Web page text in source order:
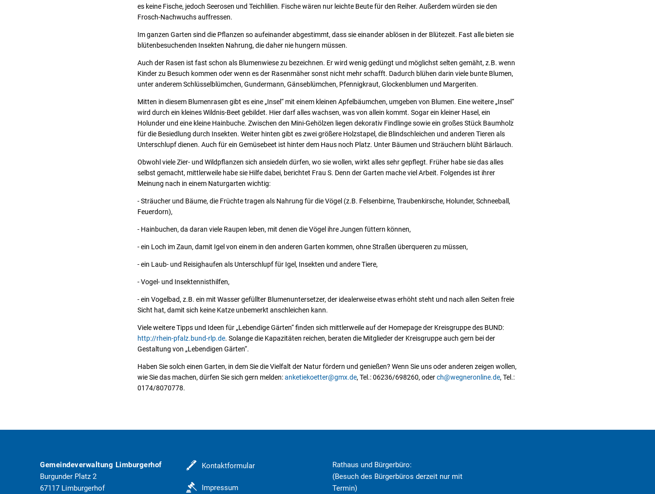
es keine Fische, jedoch Seerosen und Teichlilien. Fische wären nur leichte Beute für den Reiher. Außerdem würden sie den
Frosch-Nachwuchs auffressen.
Im ganzen Garten sind die Pflanzen so aufeinander abgestimmt, dass sie einander ablösen in der Blütezeit. Fast alle bieten sie
blütenbesuchenden Insekten Nahrung, die daher nie hungern müssen.
Auch der Rasen ist fast schon als Blumenwiese zu bezeichnen. Er wird wenig gedüngt und möglichst selten gemäht, z.B. wenn
Kinder zu Besuch kommen oder wenn es der Rasenmäher sonst nicht mehr schafft. Dadurch blühen darin viele bunte Blumen,
unter anderem Schlüsselblümchen, Gundermann, Gänseblümchen, Pfennigkraut, Glockenblumen und Margeriten.
Mitten in diesem Blumenrasen gibt es eine „Insel“ mit einem kleinen Apfelbäumchen, umgeben von Blumen. Eine weitere „Insel“
wird durch ein kleines Wildnis-Beet gebildet. Hier darf alles wachsen, was von allein kommt. Sogar ein kleiner Hasel, ein
Holunder und eine kleine Hainbuche. Zwischen den Mini-Gehölzen liegen dekorativ Findlinge sowie ein großes Stück Baumholz
für die Besiedlung durch Insekten. Weiter hinten gibt es zwei größere Holzstapel, die Blindschleichen und anderen Tieren als
Unterschlupf dienen. Auch für ein Gemüsebeet ist hinter dem Haus noch Platz. Unter Bäumen und Sträuchern blüht Bärlauch.
Obwohl viele Zier- und Wildpflanzen sich ansiedeln dürfen, wo sie wollen, wirkt alles sehr gepflegt. Früher habe sie das alles
selbst gemacht, mittlerweile habe sie Hilfe dabei, berichtet Frau S. Denn der Garten mache viel Arbeit. Folgendes ist ihrer
Meinung nach in einem Naturgarten wichtig:
- Sträucher und Bäume, die Früchte tragen als Nahrung für die Vögel (z.B. Felsenbirne, Traubenkirsche, Holunder, Schneeball,
Feuerdorn),
- Hainbuchen, da daran viele Raupen leben, mit denen die Vögel ihre Jungen füttern können,
- ein Loch im Zaun, damit Igel von einem in den anderen Garten kommen, ohne Straßen überqueren zu müssen,
- ein Laub- und Reisighaufen als Unterschlupf für Igel, Insekten und andere Tiere,
- Vogel- und Insektennisthilfen,
- ein Vogelbad, z.B. ein mit Wasser gefüllter Blumenuntersetzer, der idealerweise etwas erhöht steht und nach allen Seiten freie
Sicht hat, damit sich keine Katze unbemerkt anschleichen kann.
Viele weitere Tipps und Ideen für „Lebendige Gärten“ finden sich mittlerweile auf der Homepage der Kreisgruppe des BUND:
http://rhein-pfalz.bund-rlp.de. Solange die Kapazitäten reichen, beraten die Mitglieder der Kreisgruppe auch gern bei der
Gestaltung von „Lebendigen Gärten“.
Haben Sie solch einen Garten, in dem Sie die Vielfalt der Natur fördern und genießen? Wenn Sie uns oder anderen zeigen wollen,
wie Sie das machen, dürfen Sie sich gern melden:anketiekoetter@gmx.de, Tel.: 06236/698260, oderch@wegneronline.de, Tel.:
0174/8070778.
Gemeindeverwaltung Limburgerhof
Burgunder Platz 2
67117 Limburgerhof
Kontaktformular
Impressum
Rathaus und Bürgerbüro:
(Besuch des Bürgerbüros derzeit nur mit
Termin)